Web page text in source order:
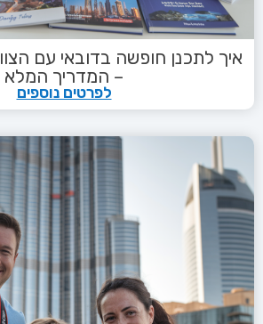
איך לתכנן חופשה בדובאי עם
– המדריך המלא
לפרטים נוספים